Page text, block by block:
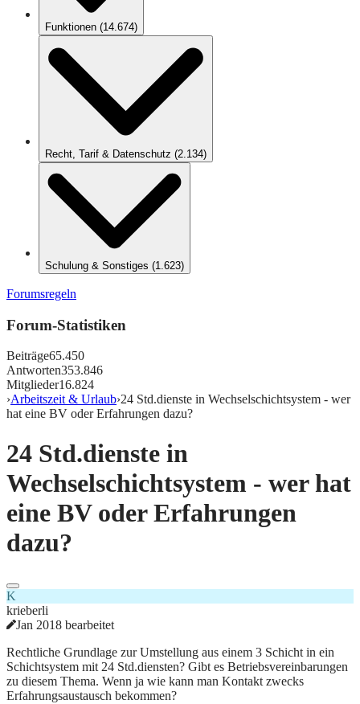
Funktionen (14.674)
Recht, Tarif & Datenschutz (2.134)
Schulung & Sonstiges (1.623)
Forumsregeln
Forum-Statistiken
Beiträge65.450
Antworten353.846
Mitglieder16.824
›Arbeitszeit & Urlaub›24 Std.dienste in Wechselschichtsystem - wer
hat eine BV oder Erfahrungen dazu?
24 Std.dienste in
Wechselschichtsystem - wer hat
eine BV oder Erfahrungen
dazu?
K
krieberli
Jan 2018 bearbeitet
Rechtliche Grundlage zur Umstellung aus einem 3 Schicht in ein
Schichtsystem mit 24 Std.diensten? Gibt es Betriebsvereinbarungen
zu diesem Thema. Wenn ja wie kann man Kontakt zwecks
Erfahrungsaustausch bekommen?